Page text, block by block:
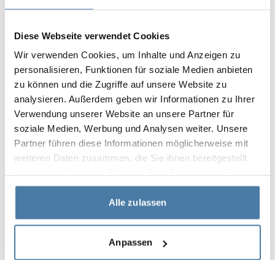
Diese Webseite verwendet Cookies
Wir verwenden Cookies, um Inhalte und Anzeigen zu
personalisieren, Funktionen für soziale Medien anbieten
zu können und die Zugriffe auf unsere Website zu
analysieren. Außerdem geben wir Informationen zu Ihrer
Verwendung unserer Website an unsere Partner für
soziale Medien, Werbung und Analysen weiter. Unsere
Partner führen diese Informationen möglicherweise mit
weiteren Daten zusammen, die Sie ihnen bereitgestellt
gesammelt haben.
Alle zulassen
Anpassen
Klädskåpför skolor och förskolor bör inte bara ha en
användarna kan hantera, utan också ett attraktivt
utseende som pryder korridorer eller klassrum.
ALSANITs klädskåpsmodeller kan möta denna
utmaning eftersom deras färger är anpassade till
inredningen i rummet där de placeras. Dessutom kan
skolskåpenförses med valfri grafikfrån egna resurser
eller vår mönsterbok. I designen beaktas alltid
möblernas visuella kvaliteter, vilket är en oumbärlig
fördel.
Toalettbås – Zielona Gora. Var
installerar vi HPL-
konstruktioner?